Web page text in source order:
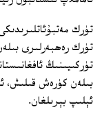
تۈرك
تۈرك رەھبەرلىرى
تۈركىيىنىڭ
بىلەن كۈرەش قىلىش،
ئېلىپ بېرىلغان.